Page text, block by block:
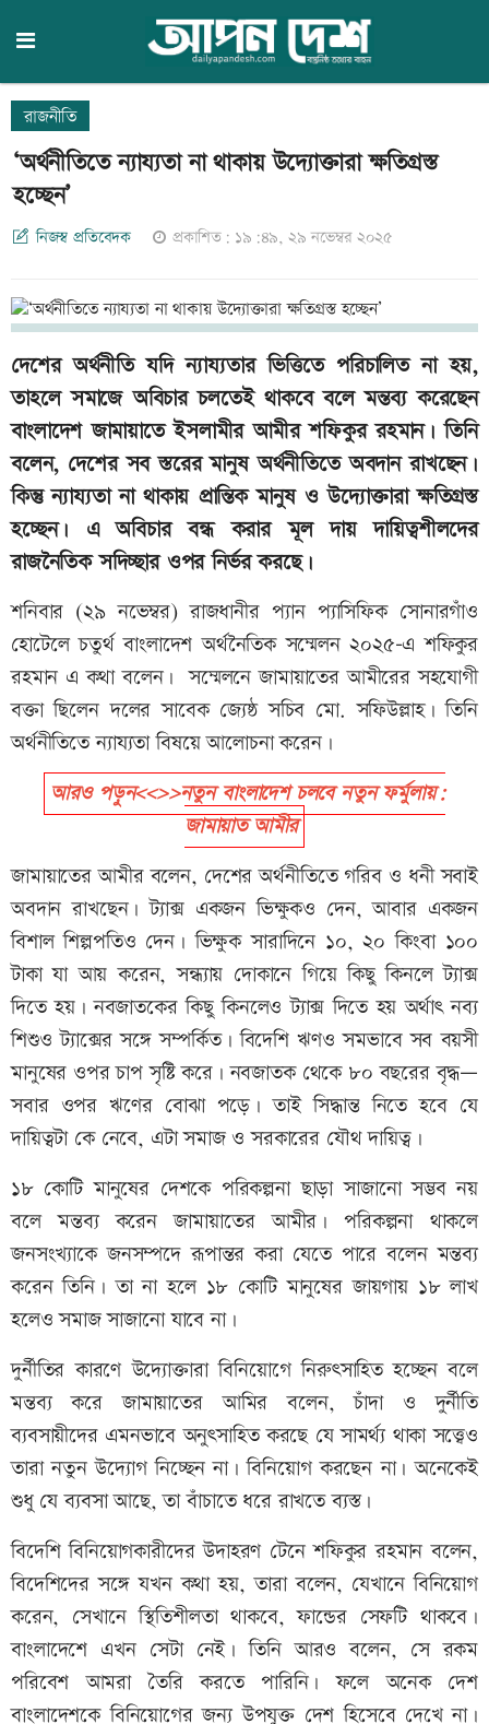
রাজনীতি
‘অর্থনীতিতে ন্যায্যতা না থাকায় উদ্যোক্তারা ক্ষতিগ্রস্ত
হচ্ছেন’
নিজস্ব প্রতিবেদক প্রকাশিত: ১৯:৪৯, ২৯ নভেম্বর ২০২৫
দেশের অর্থনীতি যদি ন্যায্যতার ভিত্তিতে পরিচালিত না হয়,
তাহলে সমাজে অবিচার চলতেই থাকবে বলে মন্তব্য করেছেন
বাংলাদেশ জামায়াতে ইসলামীর আমীর শফিকুর রহমান। তিনি
বলেন, দেশের সব স্তরের মানুষ অর্থনীতিতে অবদান রাখছেন।
কিন্তু ন্যায্যতা না থাকায় প্রান্তিক মানুষ ও উদ্যোক্তারা ক্ষতিগ্রস্ত
হচ্ছেন। এ অবিচার বন্ধ করার মূল দায় দায়িত্বশীলদের
রাজনৈতিক সদিচ্ছার ওপর নির্ভর করছে।
শনিবার (২৯ নভেম্বর) রাজধানীর প্যান প্যাসিফিক সোনারগাঁও
হোটেলে চতুর্থ বাংলাদেশ অর্থনৈতিক সম্মেলন ২০২৫–এ শফিকুর
রহমান এ কথা বলেন। সম্মেলনে জামায়াতের আমীরের সহযোগী
বক্তা ছিলেন দলের সাবেক জ্যেষ্ঠ সচিব মো. সফিউল্লাহ। তিনি
অর্থনীতিতে ন্যায্যতা বিষয়ে আলোচনা করেন।
আরও পড়ুন<<>>নতুন বাংলাদেশ চলবে নতুন ফর্মুলায়:
জামায়াত আমীর
জামায়াতের আমীর বলেন, দেশের অর্থনীতিতে গরিব ও ধনী সবাই
অবদান রাখছেন। ট্যাক্স একজন ভিক্ষুকও দেন, আবার একজন
বিশাল শিল্পপতিও দেন। ভিক্ষুক সারাদিনে ১০, ২০ কিংবা ১০০
টাকা যা আয় করেন, সন্ধ্যায় দোকানে গিয়ে কিছু কিনলে ট্যাক্স
দিতে হয়। নবজাতকের কিছু কিনলেও ট্যাক্স দিতে হয় অর্থাৎ নব্য
শিশুও ট্যাক্সের সঙ্গে সম্পর্কিত। বিদেশি ঋণও সমভাবে সব বয়সী
মানুষের ওপর চাপ সৃষ্টি করে। নবজাতক থেকে ৮০ বছরের বৃদ্ধ—
সবার ওপর ঋণের বোঝা পড়ে। তাই সিদ্ধান্ত নিতে হবে যে
দায়িত্বটা কে নেবে, এটা সমাজ ও সরকারের যৌথ দায়িত্ব।
১৮ কোটি মানুষের দেশকে পরিকল্পনা ছাড়া সাজানো সম্ভব নয়
বলে মন্তব্য করেন জামায়াতের আমীর। পরিকল্পনা থাকলে
জনসংখ্যাকে জনসম্পদে রূপান্তর করা যেতে পারে বলেন মন্তব্য
করেন তিনি। তা না হলে ১৮ কোটি মানুষের জায়গায় ১৮ লাখ
হলেও সমাজ সাজানো যাবে না।
দুর্নীতির কারণে উদ্যোক্তারা বিনিয়োগে নিরুৎসাহিত হচ্ছেন বলে
মন্তব্য করে জামায়াতের আমির বলেন, চাঁদা ও দুর্নীতি
ব্যবসায়ীদের এমনভাবে অনুৎসাহিত করছে যে সামর্থ্য থাকা সত্ত্বেও
তারা নতুন উদ্যোগ নিচ্ছেন না। বিনিয়োগ করছেন না। অনেকেই
শুধু যে ব্যবসা আছে, তা বাঁচাতে ধরে রাখতে ব্যস্ত।
বিদেশি বিনিয়োগকারীদের উদাহরণ টেনে শফিকুর রহমান বলেন,
বিদেশিদের সঙ্গে যখন কথা হয়, তারা বলেন, যেখানে বিনিয়োগ
করেন, সেখানে স্থিতিশীলতা থাকবে, ফান্ডের সেফটি থাকবে।
বাংলাদেশে এখন সেটা নেই। তিনি আরও বলেন, সে রকম
পরিবেশ আমরা তৈরি করতে পারিনি। ফলে অনেক দেশ
বাংলাদেশকে বিনিয়োগের জন্য উপযুক্ত দেশ হিসেবে দেখে না।